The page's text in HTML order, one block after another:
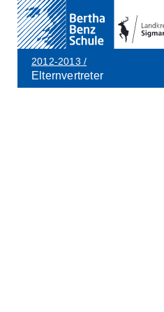
2012-2013 /
Elternvertreter